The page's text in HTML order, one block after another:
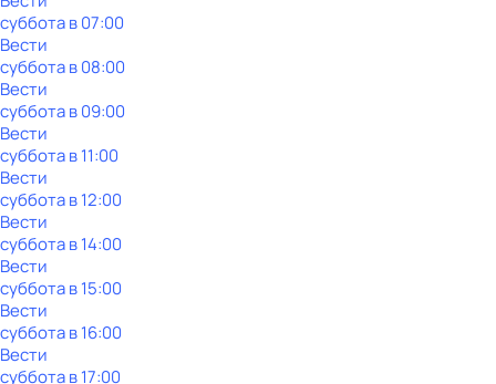
субботав07:00
Вести
субботав08:00
Вести
субботав09:00
Вести
субботав11:00
Вести
субботав12:00
Вести
субботав14:00
Вести
субботав15:00
Вести
субботав16:00
Вести
субботав17:00